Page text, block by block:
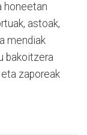
honeetan
astoak,
mendiak
bakoitzera
zaporeak